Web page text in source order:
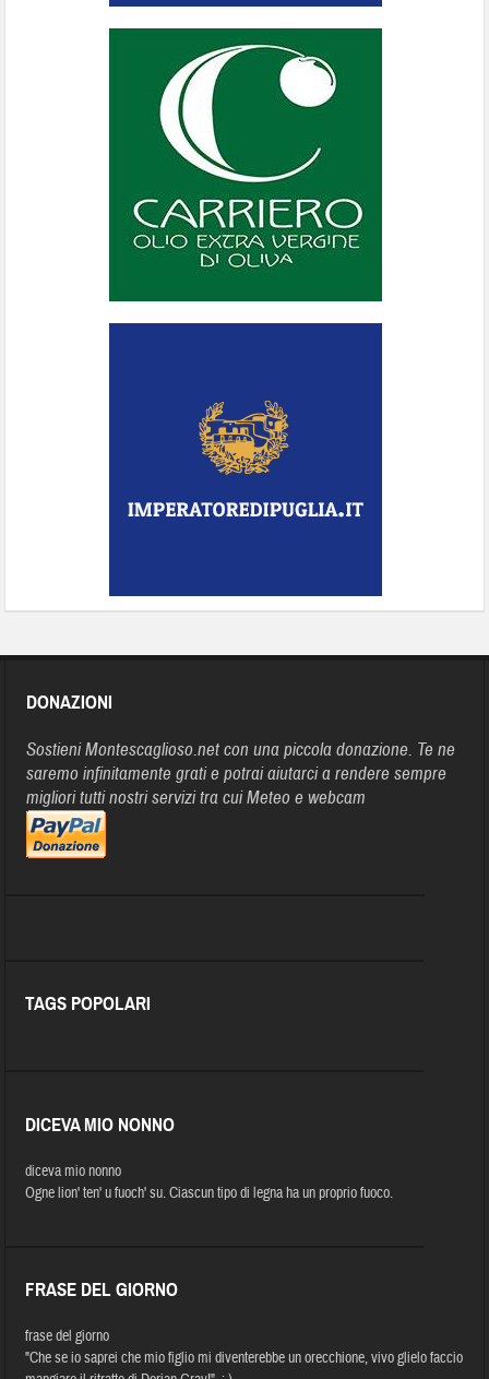
DONAZIONI
Sostieni Montescaglioso.net con una piccola donazione. Te ne
saremo infinitamente grati e potrai aiutarci a rendere sempre
migliori tutti nostri servizi tra cui Meteo e webcam
TAGS POPOLARI
DICEVA MIO NONNO
diceva mio nonno
Ogne lion' ten' u fuoch' su. Ciascun tipo di legna ha un proprio fuoco.
FRASE DEL GIORNO
frase del giorno
"Che se io saprei che mio figlio mi diventerebbe un orecchione, vivo glielo faccio